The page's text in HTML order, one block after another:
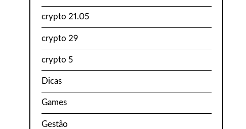
crypto 21.05
crypto 29
crypto 5
Dicas
Games
Gestão